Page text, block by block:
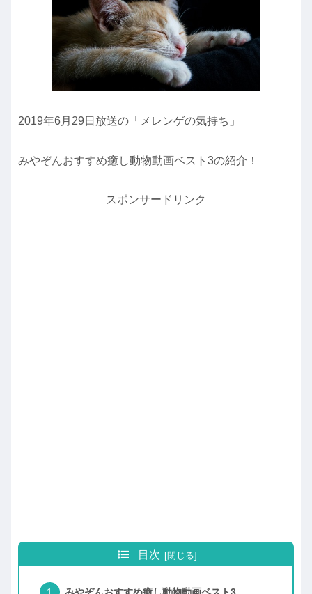
2019年6月29日放送の「メレンゲの気持ち」
みやぞんおすすめ癒し動物動画ベスト3の紹介！
スポンサードリンク
目次